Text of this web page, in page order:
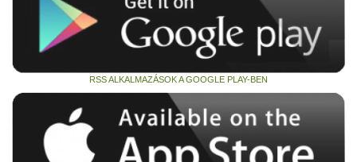
RSS ALKALMAZÁSOK A GOOGLE PLAY-BEN